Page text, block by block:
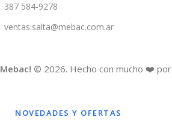
387 584-9278
ventas.salta@mebac.com.ar
Mebac! © 2026. Hecho con mucho ❤️ por
NOVEDADES Y OFERTAS